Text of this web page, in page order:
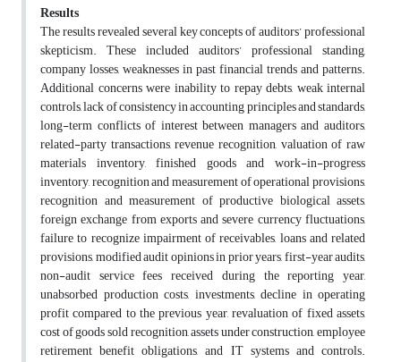
Results
The results revealed several key concepts of auditors’ professional
skepticism. These included auditors’ professional standing,
company losses, weaknesses in past financial trends and patterns.
Additional concerns were inability to repay debts, weak internal
controls, lack of consistency in accounting principles and standards,
long-term conflicts of interest between managers and auditors,
related-party transactions, revenue recognition, valuation of raw
materials inventory, finished goods and work-in-progress
inventory, recognition and measurement of operational provisions,
recognition and measurement of productive biological assets,
foreign exchange from exports and severe currency fluctuations,
failure to recognize impairment of receivables, loans and related
provisions, modified audit opinions in prior years, first-year audits,
non-audit service fees received during the reporting year,
unabsorbed production costs, investments, decline in operating
profit compared to the previous year, revaluation of fixed assets,
cost of goods sold recognition, assets under construction, employee
retirement benefit obligations, and IT systems and controls.